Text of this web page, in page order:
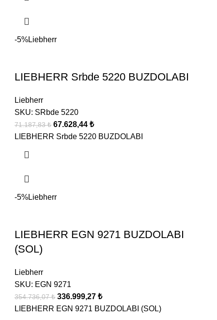
-5%Liebherr
LIEBHERR Srbde 5220 BUZDOLABI
Liebherr
SKU: SRbde 5220
71.187,83₺ 67.628,44 ₺
LIEBHERR Srbde 5220 BUZDOLABI
-5%Liebherr
LIEBHERR EGN 9271 BUZDOLABI
(SOL)
Liebherr
SKU: EGN 9271
354.736,07₺ 336.999,27 ₺
LIEBHERR EGN 9271 BUZDOLABI (SOL)